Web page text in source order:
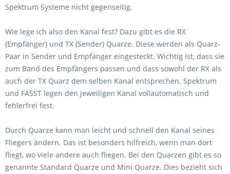
Spektrum Systeme nicht gegenseitig.
Wie lege ich also den Kanal fest? Dazu gibt es die RX
(Empfänger) und TX (Sender) Quarze. Diese werden als Quarz-
Paar in Sender und Empfänger eingesteckt. Wichtig ist, dass sie
zum Band des Empfängers passen und dass sowohl der RX als
auch der TX Quarz dem selben Kanal entsprechen. Spektrum
und FASST legen den jeweiligen Kanal vollautomatisch und
fehlerfrei fest.
Durch Quarze kann man leicht und schnell den Kanal seines
Fliegers ändern. Das ist besonders hilfreich, wenn man dort
fliegt, wo viele andere auch fliegen. Bei den Quarzen gibt es so
genannte Standard Quarze und Mini Quarze. Dies bezieht sich